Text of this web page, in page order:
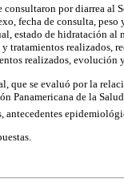
consultaron por diarrea al
fecha de consulta, peso
estado de hidratación al
tratamientos realizados,
realizados, evolución
que se evaluó por la
Panamericana de la
antecedentes